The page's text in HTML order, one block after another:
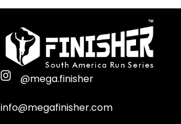
@mega.finisher
info@megafinisher.com